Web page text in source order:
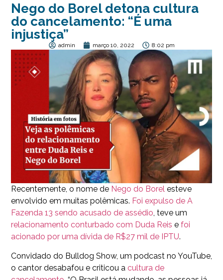
Nego do Borel detona cultura
do cancelamento: “É uma
injustiça”
admin março 10, 2022 8:02 pm
Recentemente, o nome de Nego do Borel esteve
envolvido em muitas polêmicas. Foi expulso de A
Fazenda 13 sendo acusado de assédio, teve um
relacionamento conturbado com Duda Reis e foi
acionado por uma dívida de R$27 mil de IPTU.
Convidado do Bulldog Show, um podcast no YouTube,
o cantor desabafou e criticou a cultura de